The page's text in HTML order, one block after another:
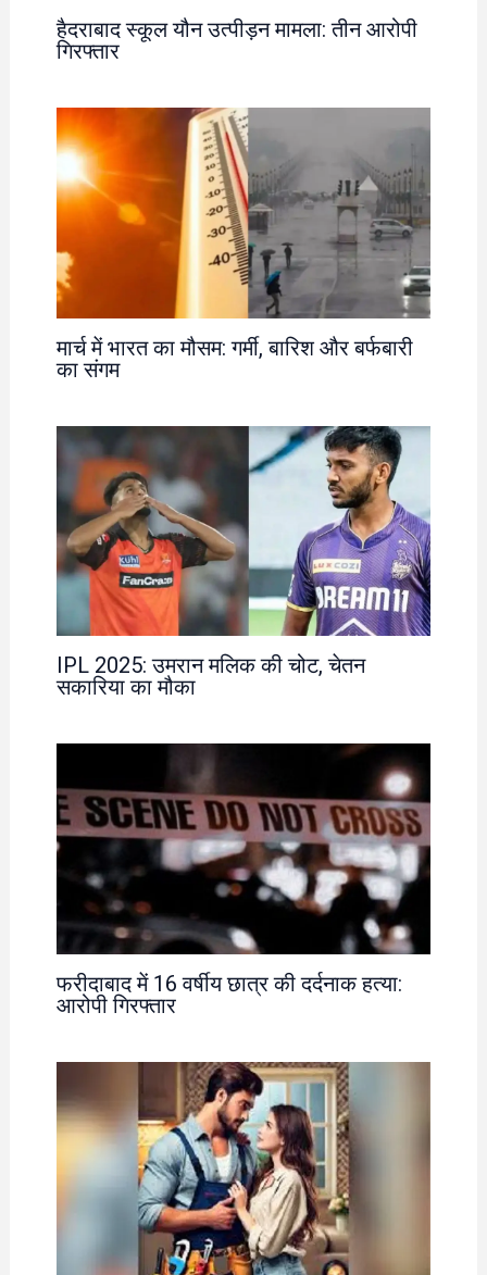
हैदराबाद स्कूल यौन उत्पीड़न मामला: तीन आरोपी
गिरफ्तार
मार्च में भारत का मौसम: गर्मी, बारिश और बर्फबारी
का संगम
IPL 2025: उमरान मलिक की चोट, चेतन
सकारिया का मौका
फरीदाबाद में 16 वर्षीय छात्र की दर्दनाक हत्या:
आरोपी गिरफ्तार